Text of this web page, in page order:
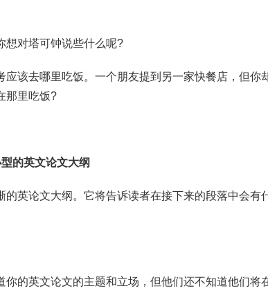
想对塔可钟说些什么呢?
该去哪里吃饭。一个朋友提到另一家快餐店，但你
那里吃饭?
的英文论文大纲
英论文大纲。它将告诉读者在接下来的段落中会有
的英文论文的主题和立场，但他们还不知道他们将